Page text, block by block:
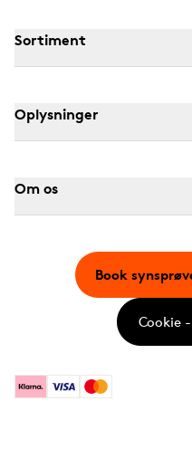
Sortiment
Oplysninger
Om os
KlarnaVisa Mastercard
Book
Cookie